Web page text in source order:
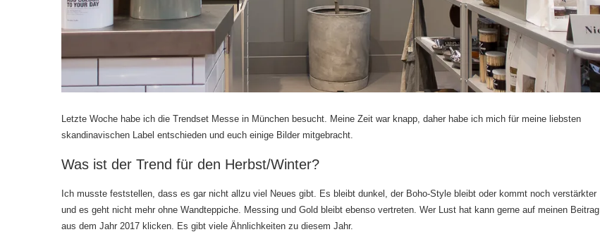
Letzte Woche habe ich die Trendset Messe in München besucht. Meine Zeit war knapp, daher habe ich mich für meine liebsten
skandinavischen Label entschieden und euch einige Bilder mitgebracht.
Was ist der Trend für den Herbst/Winter?
Ich musste feststellen, dass es gar nicht allzu viel Neues gibt. Es bleibt dunkel, der Boho-Style bleibt oder kommt noch verstärkter
und es geht nicht mehr ohne Wandteppiche. Messing und Gold bleibt ebenso vertreten. Wer Lust hat kann gerne auf meinen Beitrag
aus dem Jahr 2017 klicken. Es gibt viele Ähnlichkeiten zu diesem Jahr.